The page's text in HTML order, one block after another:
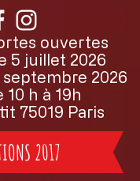
ouvertes
5 juillet 2026
2026
h à 19h
75019 Paris
2017